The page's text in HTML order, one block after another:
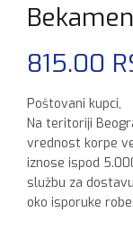
815.00
Poštovani kupci,
Na teritoriji
vrednost korpe
iznose ispod
službu za
oko isporuke robe.